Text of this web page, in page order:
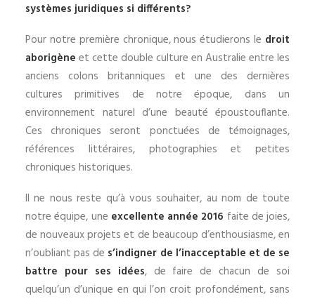
systèmes juridiques si différents?
Pour notre première chronique, nous étudierons le droit
aborigène et cette double culture en Australie entre les
anciens colons britanniques et une des dernières
cultures primitives de notre époque, dans un
environnement naturel d’une beauté époustouflante.
Ces chroniques seront ponctuées de témoignages,
références littéraires, photographies et petites
chroniques historiques.
Il ne nous reste qu’à vous souhaiter, au nom de toute
notre équipe, une excellente année 2016 faite de joies,
de nouveaux projets et de beaucoup d’enthousiasme, en
n’oubliant pas de s’indigner de l’inacceptable et de se
battre pour ses idées, de faire de chacun de soi
quelqu’un d’unique en qui l’on croit profondément, sans